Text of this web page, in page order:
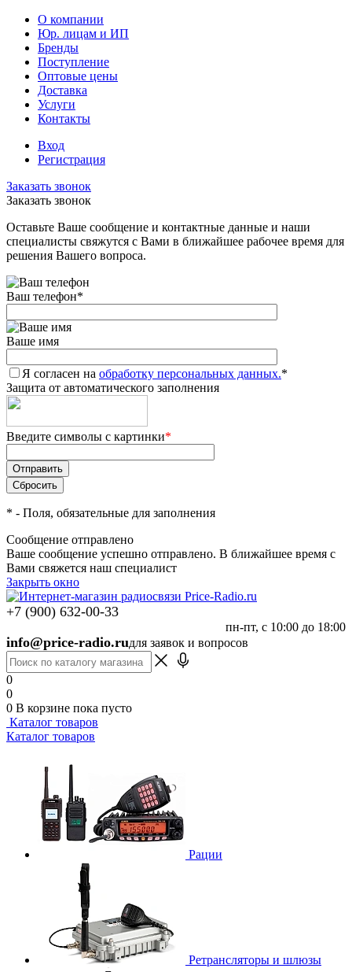
О компании
Юр. лицам и ИП
Бренды
Поступление
Оптовые цены
Доставка
Услуги
Контакты
Вход
Регистрация
Заказать звонок
Заказать звонок
Оставьте Ваше сообщение и контактные данные и наши
специалисты свяжутся с Вами в ближайшее рабочее время для
решения Вашего вопроса.
Ваш телефон*
Ваше имя
Я согласен на обработку персональных данных.*
Защита от автоматического заполнения
Введите символы с картинки*
* - Поля, обязательные для заполнения
Сообщение отправлено
Ваше сообщение успешно отправлено. В ближайшее время с
Вами свяжется наш специалист
Закрыть окно
+7 (900) 632-00-33
пн-пт, с 10:00 до 18:00
info@price-radio.ruдля заявок и вопросов
0
0
0 В корзине пока пусто
Каталог товаров
Каталог товаров
Рации
Ретрансляторы и шлюзы